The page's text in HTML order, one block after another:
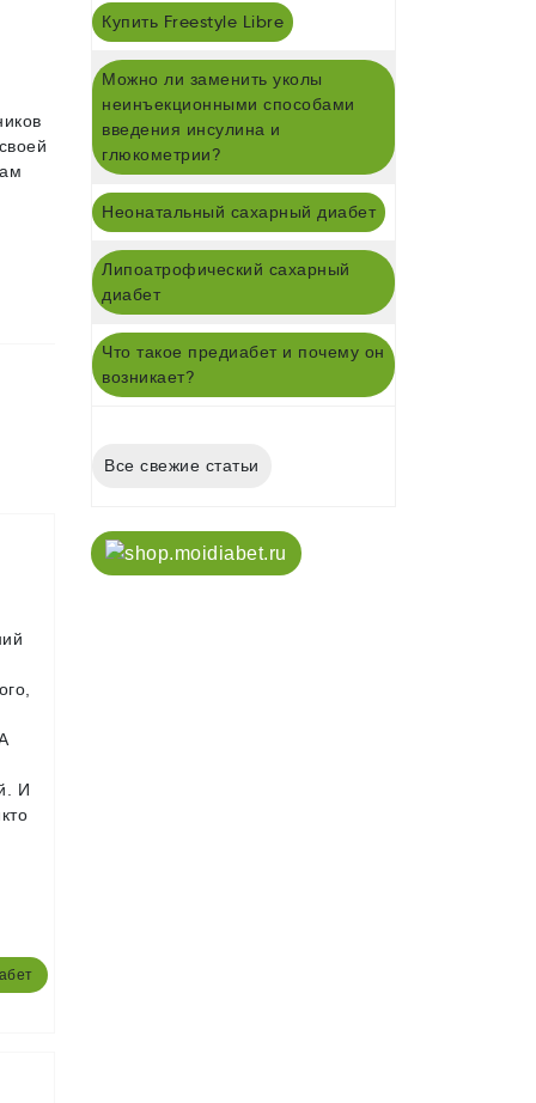
И
Купить Freestyle Libre
Можно ли заменить уколы
неинъекционными способами
введения инсулина и
глюкометрии?
Неонатальный сахарный диабет
Липоатрофический сахарный
диабет
Что такое предиабет и почему он
возникает?
Все свежие статьи